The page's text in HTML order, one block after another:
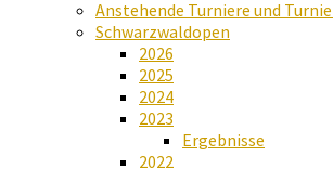
Anstehende Turniere und
Schwarzwaldopen
2026
2025
2024
2023
Ergebnisse
2022